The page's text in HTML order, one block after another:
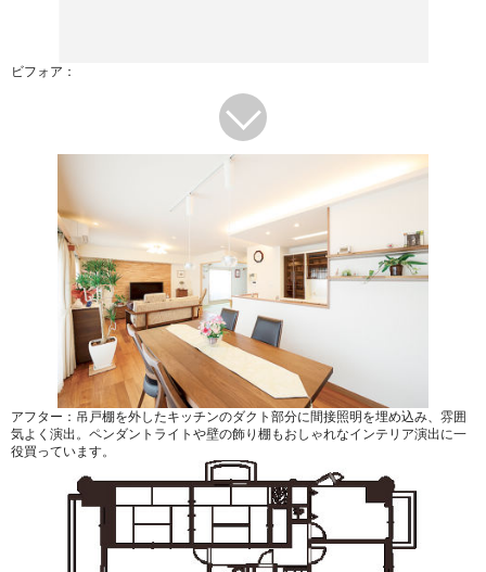
ビフォア：
アフター：吊戸棚を外したキッチンのダクト部分に間接照明を埋め込み、雰囲
気よく演出。ペンダントライトや壁の飾り棚もおしゃれなインテリア演出に一
役買っています。